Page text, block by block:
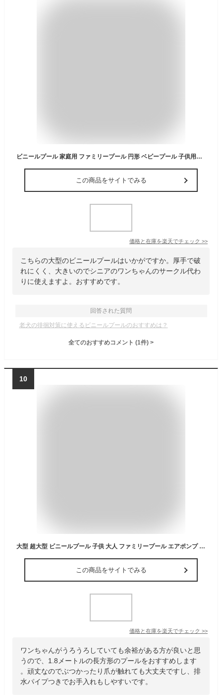
ビニールプール 家庭用 ファミリープール 円形 ベビープール 子供用プール エアポンプ付き 4サイズ 3カラー 水遊び ボールプール 赤ちゃん キッズ 屋外 室内 厚手 大型 小型 おしゃれ 夏
この商品をサイトでみる
価格と在庫を楽天でチェック >>
こちらの大型のビニールプールはいかがですか。厚手で破
れにくく、大きいのでシニアのワンちゃんのサークル代わ
りに使えますよ。おすすめです。
回答された質問
老犬の徘徊対策に使えるビニールプールのおすすめは？
全てのおすすめコメント (1件) >
10
大型 超大型 ビニールプール 子供 大人 ファミリープール エアポンプ 空気入れ 頑丈 庭遊び ワイヤレスポンプ ダブル排水パイプ 三色選択 パーティー 1.8m
この商品をサイトでみる
価格と在庫を楽天でチェック >>
ワンちゃんがうろうろしていても余裕がある方が良いと思
うので、1.8メートルの長方形のプールをおすすめします
。頑丈なのでぶつかったり爪が触れても大丈夫ですし、排
水パイプつきでお手入れもしやすいです。